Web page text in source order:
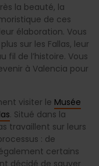
la beauté, la
de ces
élaboration. Vous
sur les Fallas, leur
fil de l’histoire. Vous
à Valencia pour
visiter le Musée
. Situé dans la
travaillent sur leurs
: de
certains
décidé de sauver